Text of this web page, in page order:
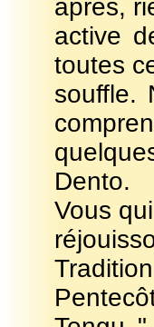
après,
active
toutes
souffle.
Dento.
Vous